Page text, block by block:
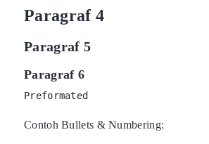
Paragraf 4
Paragraf 5
Paragraf 6
Preformated
Contoh Bullets & Numbering: